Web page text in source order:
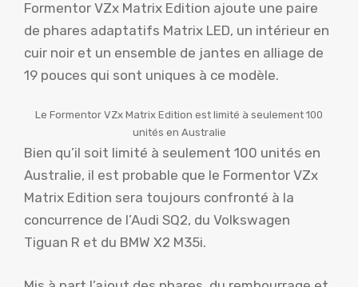
Formentor VZx Matrix Edition ajoute une paire
de phares adaptatifs Matrix LED, un intérieur en
cuir noir et un ensemble de jantes en alliage de
19 pouces qui sont uniques à ce modèle.
Le Formentor VZx Matrix Edition est limité à seulement 100
unités en Australie
Bien qu’il soit limité à seulement 100 unités en
Australie, il est probable que le Formentor VZx
Matrix Edition sera toujours confronté à la
concurrence de l’Audi SQ2, du Volkswagen
Tiguan R et du BMW X2 M35i.